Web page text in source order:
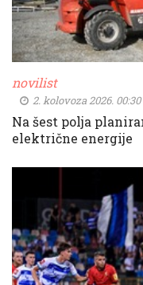
novilist
2. kolovoza 2026. 00:30
Na šest polja
električne energije